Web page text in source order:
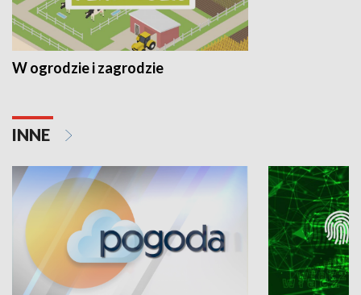
W ogrodzie i zagrodzie
INNE